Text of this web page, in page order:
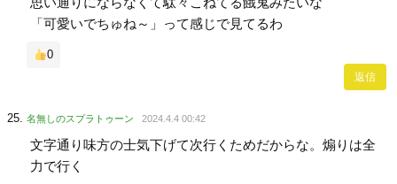
「可愛いでちゅね～」って感じで見てるわ
0
返信
名無しのスプラトゥーン 2024.4.4 00:42
文字通り味方の士気下げて次行くためだからな。煽りは全
力で行く